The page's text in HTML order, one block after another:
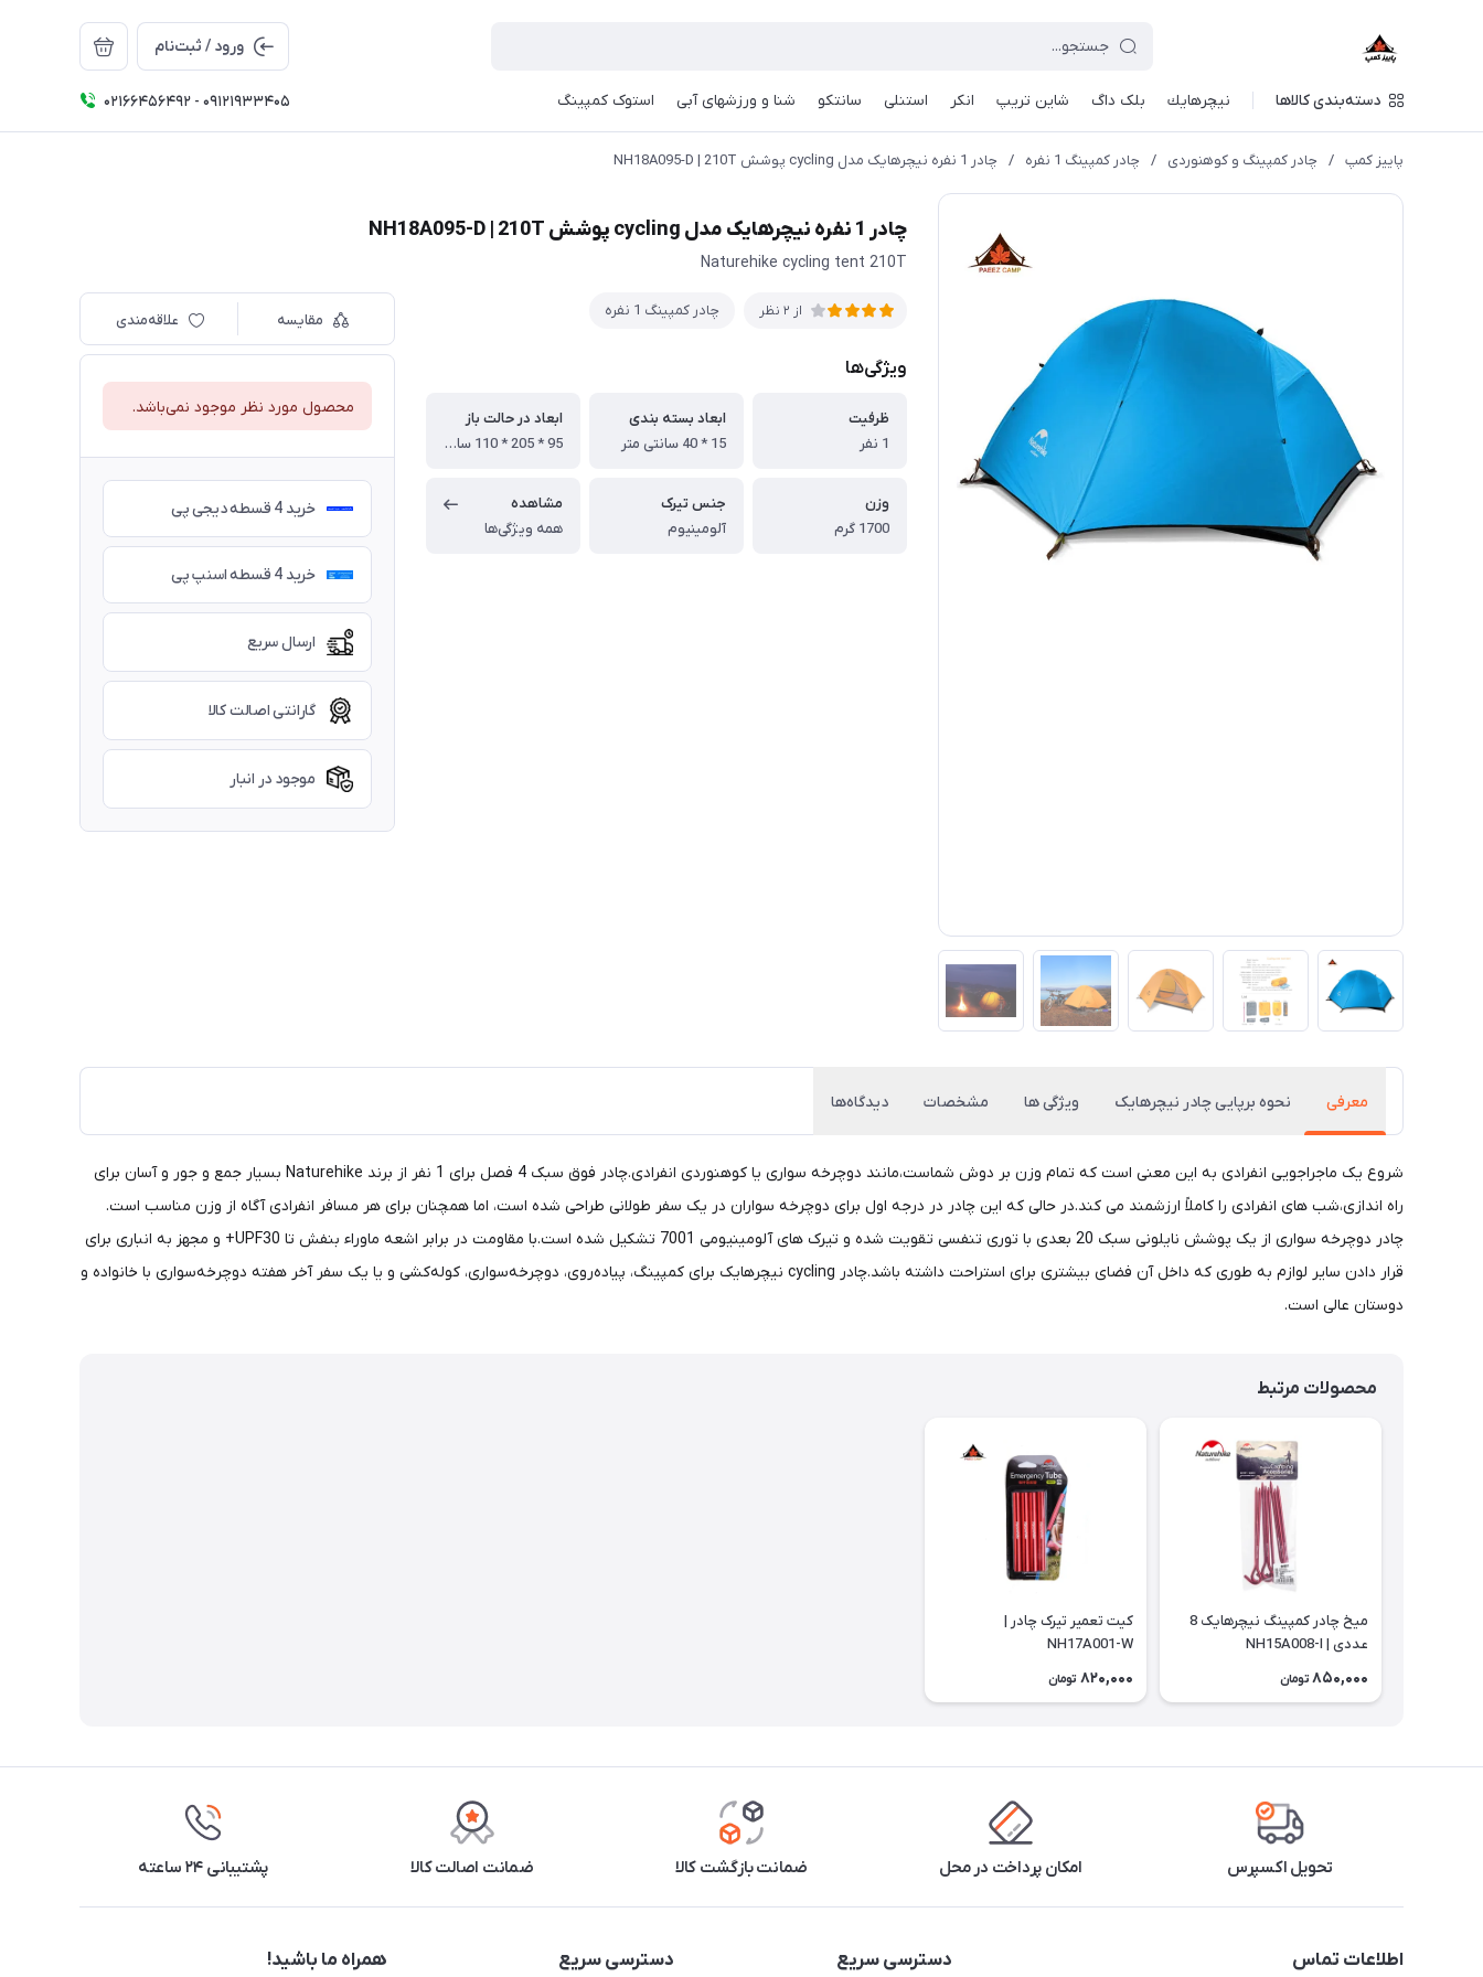
ورود / ثبت‌نام
دسته‌بندی کالاها نيچرهايك بلک داگ شاین تریپ انکر استنلی سانتکو شنا و ورزشهای آبی استوک کمپینگ 02166456492 - 09121933405
پاییز کمپ / چادر کمپینگ و کوهنوردی / چادر کمپینگ 1 نفره / چادر 1 نفره نیچرهایک مدل cycling پوشش NH18A095-D | 210T
چادر 1 نفره نیچرهایک مدل cycling پوشش NH18A095-D | 210T
Naturehike cycling tent 210T
از 2 نظر چادر کمپینگ 1 نفره
ویژگی‌ها
ظرفیت
1 نفر
ابعاد بسته بندی
15 * 40 سانتی متر
ابعاد در حالت باز
95 * 205 * 110 سانتی متر ( مراجعه به عکس های محصول )
وزن
1700 گرم
جنس تیرک
آلومینیوم
مشاهده
همه ویژگی‌ها
مقایسه علاقه‌مندی
محصول مورد نظر موجود نمی‌باشد.
خرید 4 قسطه دیجی پی
خرید 4 قسطه اسنپ پی
ارسال سریع
گارانتی اصالت کالا
موجود در انبار
معرفی نحوه برپایی چادر نیچرهایک ویژگی ها مشخصات دیدگاه‌ها
شروع یک ماجراجویی انفرادی به این معنی است که تمام وزن بر دوش شماست،مانند دوچرخه سواری یا کوهنوردی انفرادی.چادر فوق سبک 4 فصل برای 1 نفر از برند Naturehike بسیار جمع و جور و آسان برای
راه اندازی،شب های انفرادی را کاملاً ارزشمند می کند.در حالی که این چادر در درجه اول برای دوچرخه سواران در یک سفر طولانی طراحی شده است، اما همچنان برای هر مسافر انفرادی آگاه از وزن مناسب است.
چادر دوچرخه سواری از یک پوشش نایلونی سبک 20 بعدی با توری تنفسی تقویت شده و تیرک های آلومینیومی 7001 تشکیل شده است.با مقاومت در برابر اشعه ماوراء بنفش تا UPF30+ و مجهز به انباری برای
قرار دادن سایر لوازم به طوری که داخل آن فضای بیشتری برای استراحت داشته باشد.چادر cycling نیچرهایک برای کمپینگ، پیاده‌روی، دوچرخه‌سواری، کوله‌کشی و یا یک سفر آخر هفته دوچرخه‌سواری با خانواده و
دوستان عالی است.
محصولات مرتبط
میخ چادر کمپینگ نیچرهایک 8
عددی | NH15A008-I
850,000 تومان
کیت تعمیر تیرک چادر |
NH17A001-W
820,000 تومان
تحویل اکسپرس امکان پرداخت در محل ضمانت بازگشت کالا ضمانت اصالت کالا پشتیبانی ۲۴ ساعته
اطلاعات تماس دسترسی سریع دسترسی سریع همراه ما باشید!